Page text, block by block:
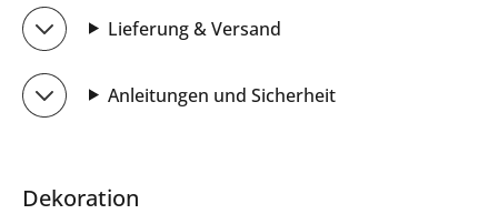
Lieferung & Versand
Anleitungen und Sicherheit
Dekoration